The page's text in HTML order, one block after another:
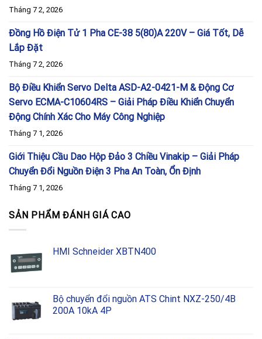
Tháng 7 2, 2026
Đồng Hồ Điện Tử 1 Pha CE-38 5(80)A 220V – Giá Tốt, Dễ
Lắp Đặt
Tháng 7 2, 2026
Bộ Điều Khiển Servo Delta ASD-A2-0421-M & Động Cơ
Servo ECMA-C10604RS – Giải Pháp Điều Khiển Chuyển
Động Chính Xác Cho Máy Công Nghiệp
Tháng 7 1, 2026
Giới Thiệu Cầu Dao Hộp Đảo 3 Chiều Vinakip – Giải Pháp
Chuyển Đổi Nguồn Điện 3 Pha An Toàn, Ổn Định
Tháng 7 1, 2026
SẢN PHẨM ĐÁNH GIÁ CAO
HMI Schneider XBTN400
Bộ chuyển đổi nguồn ATS Chint NXZ-250/4B
200A 10kA 4P